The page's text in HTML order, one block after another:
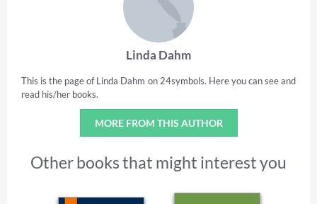
Linda Dahm
This is the page of Linda Dahm on 24symbols. Here you can see and
read his/her books.
MORE FROM THIS AUTHOR
Other books that might interest you